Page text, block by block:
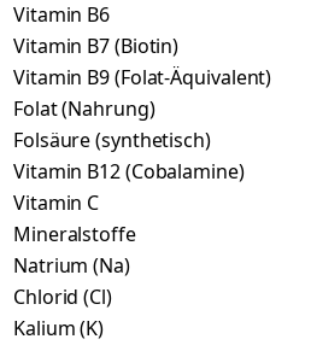
Vitamin B6
Vitamin B7 (Biotin)
Vitamin B9 (Folat-Äquivalent)
Folat (Nahrung)
Folsäure (synthetisch)
Vitamin B12 (Cobalamine)
Vitamin C
Mineralstoffe
Natrium (Na)
Chlorid (Cl)
Kalium (K)